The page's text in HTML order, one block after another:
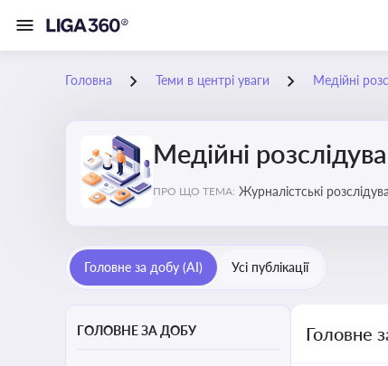
Головна Теми в центрі уваги Медійні
Медійні
ПРО ЩО ТЕМА: Журналістські
Головне за добу (AI) Усі публікації
ГОЛОВНЕ ЗА ДОБУ Головне